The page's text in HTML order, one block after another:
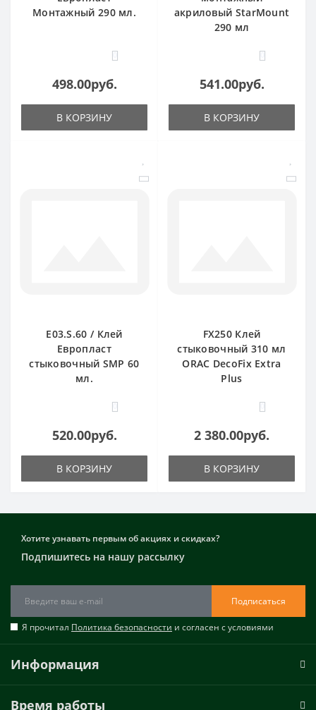
Монтажный 290 мл.
0
498.00руб.
В КОРЗИНУ
акриловый StarMount
290 мл
0
541.00руб.
В КОРЗИНУ
E03.S.60 / Клей
Европласт
стыковочный SMP 60
мл.
0
520.00руб.
В КОРЗИНУ
FX250 Клей
стыковочный 310 мл
ORAC DecoFix Extra
Plus
0
2 380.00руб.
В КОРЗИНУ
Хотите узнавать первым об акциях и скидках?
Подпишитесь на нашу рассылку
Подписаться
Я прочитал Политика безопасности и согласен с условиями
Информация
Время работы